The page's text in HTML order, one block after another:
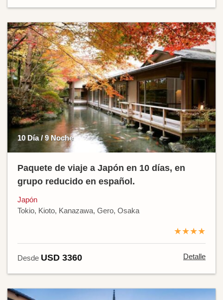
10 Día / 9 Noche
Paquete de viaje a Japón en 10 días, en
grupo reducido en español.
Japón
Tokio, Kioto, Kanazawa, Gero, Osaka
★★★★
Desde USD 3360 Detalle